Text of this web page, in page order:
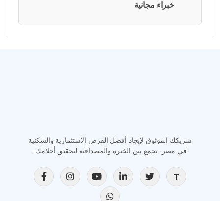
خبراء مجانية
شريكك الموثوق لإيجاد أفضل الفرص الاستثمارية والسكنية
في مصر. نجمع بين الخبرة والمصداقية لتحقيق أحلامك.